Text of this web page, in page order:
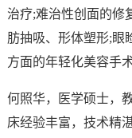
治疗;难治性创面的修
肪抽吸、形体塑形;眼
方面的年轻化美容手术
何照华，医学硕士，
床经验丰富，技术精